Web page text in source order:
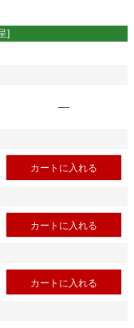
]
—
カートに入れる
カートに入れる
カートに入れる